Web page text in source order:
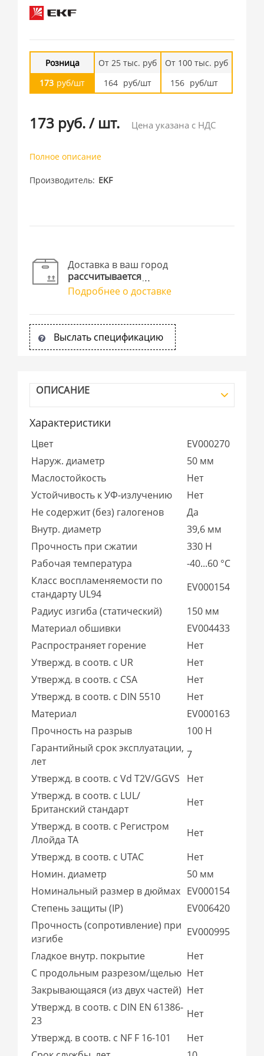
Розница
173 руб/шт
От 25 тыс. руб
164 руб/шт
От 100 тыс. руб
156 руб/шт
173 руб./ шт. Цена указана с НДС
Полное описание
Производитель EKF
Доставка в ваш город
рассчитывается
Подробнее о доставке
Выслать спецификацию
ОПИСАНИЕ
Характеристики
Цвет
EV000270
Наруж. диаметр
50 мм
Маслостойкость
Нет
Устойчивость к УФ-излучению
Нет
Не содержит (без) галогенов
Да
Внутр. диаметр
39,6 мм
Прочность при сжатии
330 Н
Рабочая температура
-40...60 °C
Класс воспламеняемости по
стандарту UL94
EV000154
Радиус изгиба (статический)
150 мм
Материал обшивки
EV004433
Распространяет горение
Нет
Утвержд. в соотв. с UR
Нет
Утвержд. в соотв. с CSA
Нет
Утвержд. в соотв. с DIN 5510
Нет
Материал
EV000163
Прочность на разрыв
100 Н
Гарантийный срок эксплуатации,
лет
7
Утвержд. в соотв. с Vd T2V/GGVS
Нет
Утвержд. в соотв. с LUL/
Британский стандарт
Нет
Утвержд. в соотв. с Регистром
Ллойда TA
Нет
Утвержд. в соотв. с UTAC
Нет
Номин. диаметр
50 мм
Номинальный размер в дюймах EV000154
Степень защиты (IP)
EV006420
Прочность (сопротивление) при
изгибе
EV000995
Гладкое внутр. покрытие
Нет
С продольным разрезом/щелью Нет
Закрывающаяся (из двух частей) Нет
Утвержд. в соотв. с DIN EN 61386-
23
Нет
Утвержд. в соотв. с NF F 16-101
Нет